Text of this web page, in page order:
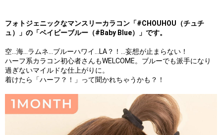
フォトジェニックなマンスリーカラコン「#CHOUHOU（チュチ
ュ）」の「ベイビーブルー（#Baby Blue）」です。
空…海…ラムネ…ブルーハワイ…LA？！…妄想が止まらない！
ハーフ系カラコン初心者さんもWELCOME。ブルーでも派手になり
過ぎないマイルドな仕上がりに。
着けたら「ハーフ？！」って聞かれちゃうかも？！